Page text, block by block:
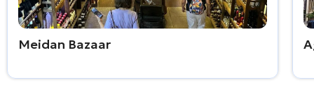
Meidan Bazaar